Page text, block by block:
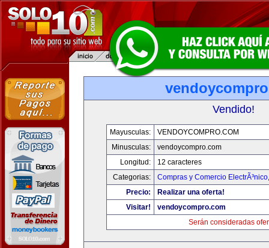
Vendido!
Mayusculas:
VENDOYCOMPRO.COM
Minusculas:
vendoycompro.com
Longitud:
12 caracteres
Categorias:
Compras y Comercio ElectrÃ³nico
Precio:
Realizar una oferta!
Visitar!
vendoycompro.com
Serán consideradas